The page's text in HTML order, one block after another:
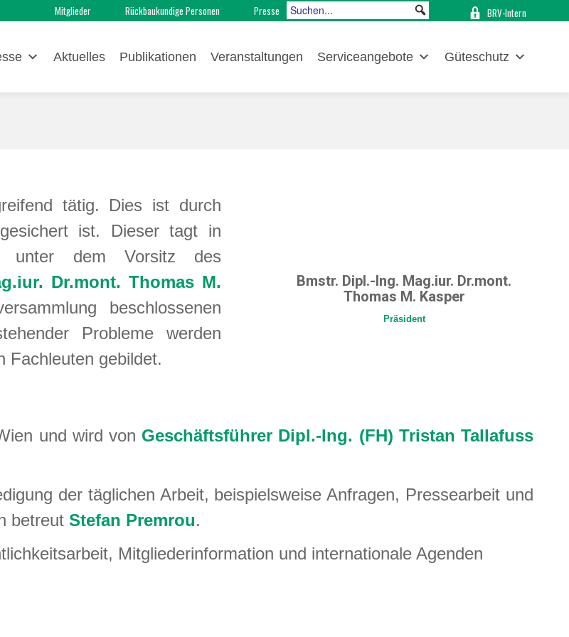
Mitglieder Rückbaukundige Personen Presse BRV-Intern
Aktuelles Publikationen Veranstaltungen Serviceangebote Güteschutz
tätig. Dies ist durch
ist. Dieser tagt in
unter dem Vorsitz des
Dr.mont. Thomas M.
beschlossenen
Probleme werden
Fachleuten gebildet.
Bmstr. Dipl.-Ing. Mag.iur. Dr.mont.
Thomas M. Kasper
Präsident
und wird von Geschäftsführer Dipl.-Ing. (FH) Tristan Tallafuss
der täglichen Arbeit, beispielsweise Anfragen, Pressearbeit und
betreut Stefan Premrou.
Mitgliederinformation und internationale Agenden